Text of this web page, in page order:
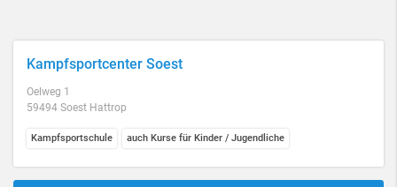
Kampfsportcenter Soest
Oelweg 1
59494 Soest Hattrop
Kampfsportschule auch Kurse für Kinder / Jugendliche